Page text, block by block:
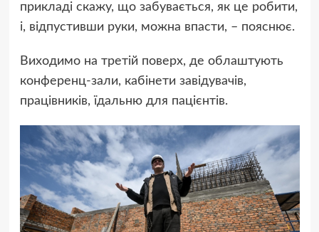
прикладі скажу, що забувається, як це робити,
і, відпустивши руки, можна впасти, – пояснює.
Виходимо на третій поверх, де облаштують
конференц-зали, кабінети завідувачів,
працівників, їдальню для пацієнтів.